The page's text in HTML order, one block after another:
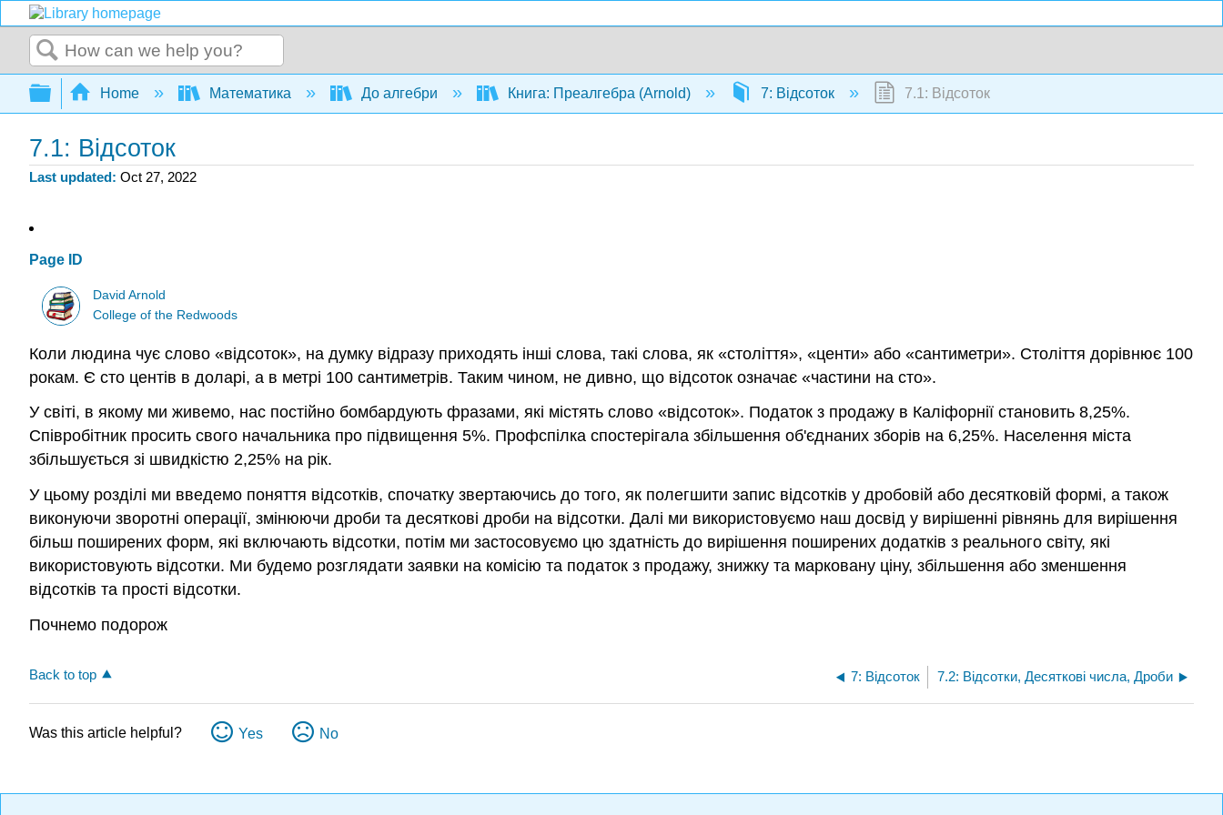
Search
Expand/collapse global hierarchy
Home Математика До алгебри Книга: Преалгебра (Arnold) 7: Відсоток 7.1: Відсоток
7.1: Відсоток
Last updated Oct 27, 2022
Page ID
David Arnold
College of the Redwoods
Коли людина чує слово «відсоток», на думку відразу приходять інші слова, такі слова, як «століття», «центи» або «сантиметри». Століття дорівнює 100
рокам. Є сто центів в доларі, а в метрі 100 сантиметрів. Таким чином, не дивно, що відсоток означає «частини на сто».
У світі, в якому ми живемо, нас постійно бомбардують фразами, які містять слово «відсоток». Податок з продажу в Каліфорнії становить 8,25%.
Співробітник просить свого начальника про підвищення 5%. Профспілка спостерігала збільшення об'єднаних зборів на 6,25%. Населення міста
збільшується зі швидкістю 2,25% на рік.
У цьому розділі ми введемо поняття відсотків, спочатку звертаючись до того, як полегшити запис відсотків у дробовій або десятковій формі, а також
виконуючи зворотні операції, змінюючи дроби та десяткові дроби на відсотки. Далі ми використовуємо наш досвід у вирішенні рівнянь для вирішення
більш поширених форм, які включають відсотки, потім ми застосовуємо цю здатність до вирішення поширених додатків з реального світу, які
використовують відсотки. Ми будемо розглядати заявки на комісію та податок з продажу, знижку та марковану ціну, збільшення або зменшення
відсотків та прості відсотки.
Почнемо подорож
Back to top 7: Відсоток 7.2: Відсотки, Десяткові числа, Дроби
Was this article helpful? Yes No